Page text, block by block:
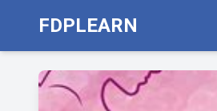
FDPLEARN